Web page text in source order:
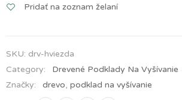
vyšívanie, vzor
vyšívanie,Pridať na zoznam želaní
SKU: drv-hviezda
Category:
Drevené Podklady Na Vyšívanie
Značky:
drevo, podklad na vyšívanie